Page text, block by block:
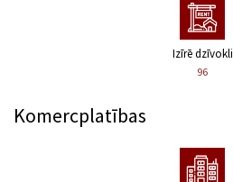
Izīrē dzīvokli
96
Komercplatības